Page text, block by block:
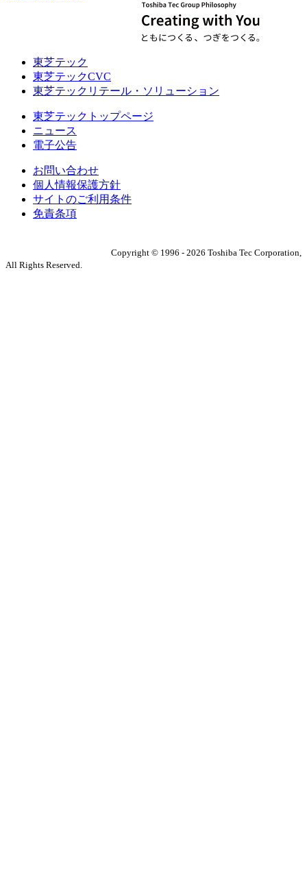
東芝テック
東芝テックCVC
東芝テックリテール・ソリューション
東芝テックトップページ
ニュース
電子公告
お問い合わせ
個人情報保護方針
サイトのご利用条件
免責条項
Copyright © 1996 - 2026 Toshiba Tec Corporation,
All Rights Reserved.